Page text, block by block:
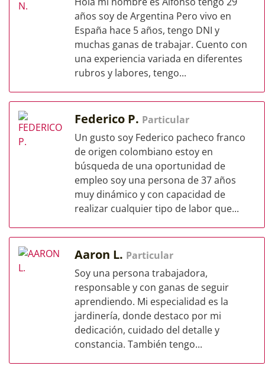
años soy de Argentina Pero vivo en
España hace 5 años, tengo DNI y
muchas ganas de trabajar. Cuento con
una experiencia variada en diferentes
rubros y labores, tengo...
Federico P. Particular
Un gusto soy Federico pacheco franco
de origen colombiano estoy en
búsqueda de una oportunidad de
empleo soy una persona de 37 años
muy dinámico y con capacidad de
realizar cualquier tipo de labor que...
Aaron L. Particular
Soy una persona trabajadora,
responsable y con ganas de seguir
aprendiendo. Mi especialidad es la
jardinería, donde destaco por mi
dedicación, cuidado del detalle y
constancia. También tengo...